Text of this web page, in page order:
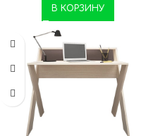
В КОРЗИНУ